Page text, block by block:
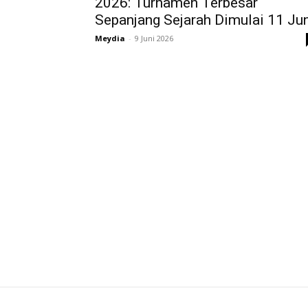
Sepanjang Sejarah Dimulai 11
Meydia - 9 Juni 2026